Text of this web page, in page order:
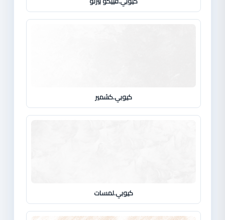
كيوبي.كشمير
كيوبي.لمسات